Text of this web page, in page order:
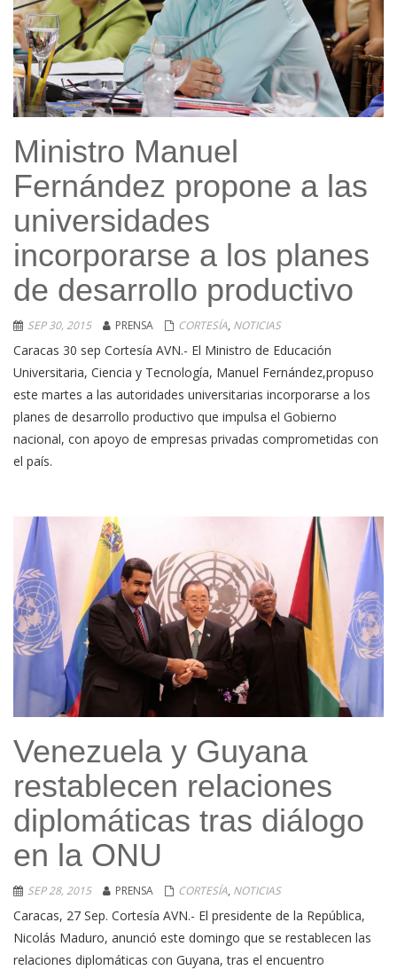
Ministro Manuel
Fernández propone a las
universidades
incorporarse a los planes
de desarrollo productivo
SEP 30, 2015 PRENSA CORTESÍA, NOTICIAS
Caracas 30 sep Cortesía AVN.- El Ministro de Educación
Universitaria, Ciencia y Tecnología, Manuel Fernández,propuso
este martes a las autoridades universitarias incorporarse a los
planes de desarrollo productivo que impulsa el Gobierno
nacional, con apoyo de empresas privadas comprometidas con
el país.
Venezuela y Guyana
restablecen relaciones
diplomáticas tras diálogo
en la ONU
SEP 28, 2015 PRENSA CORTESÍA, NOTICIAS
Caracas, 27 Sep. Cortesía AVN.- El presidente de la República,
Nicolás Maduro, anunció este domingo que se restablecen las
relaciones diplomáticas con Guyana, tras el encuentro